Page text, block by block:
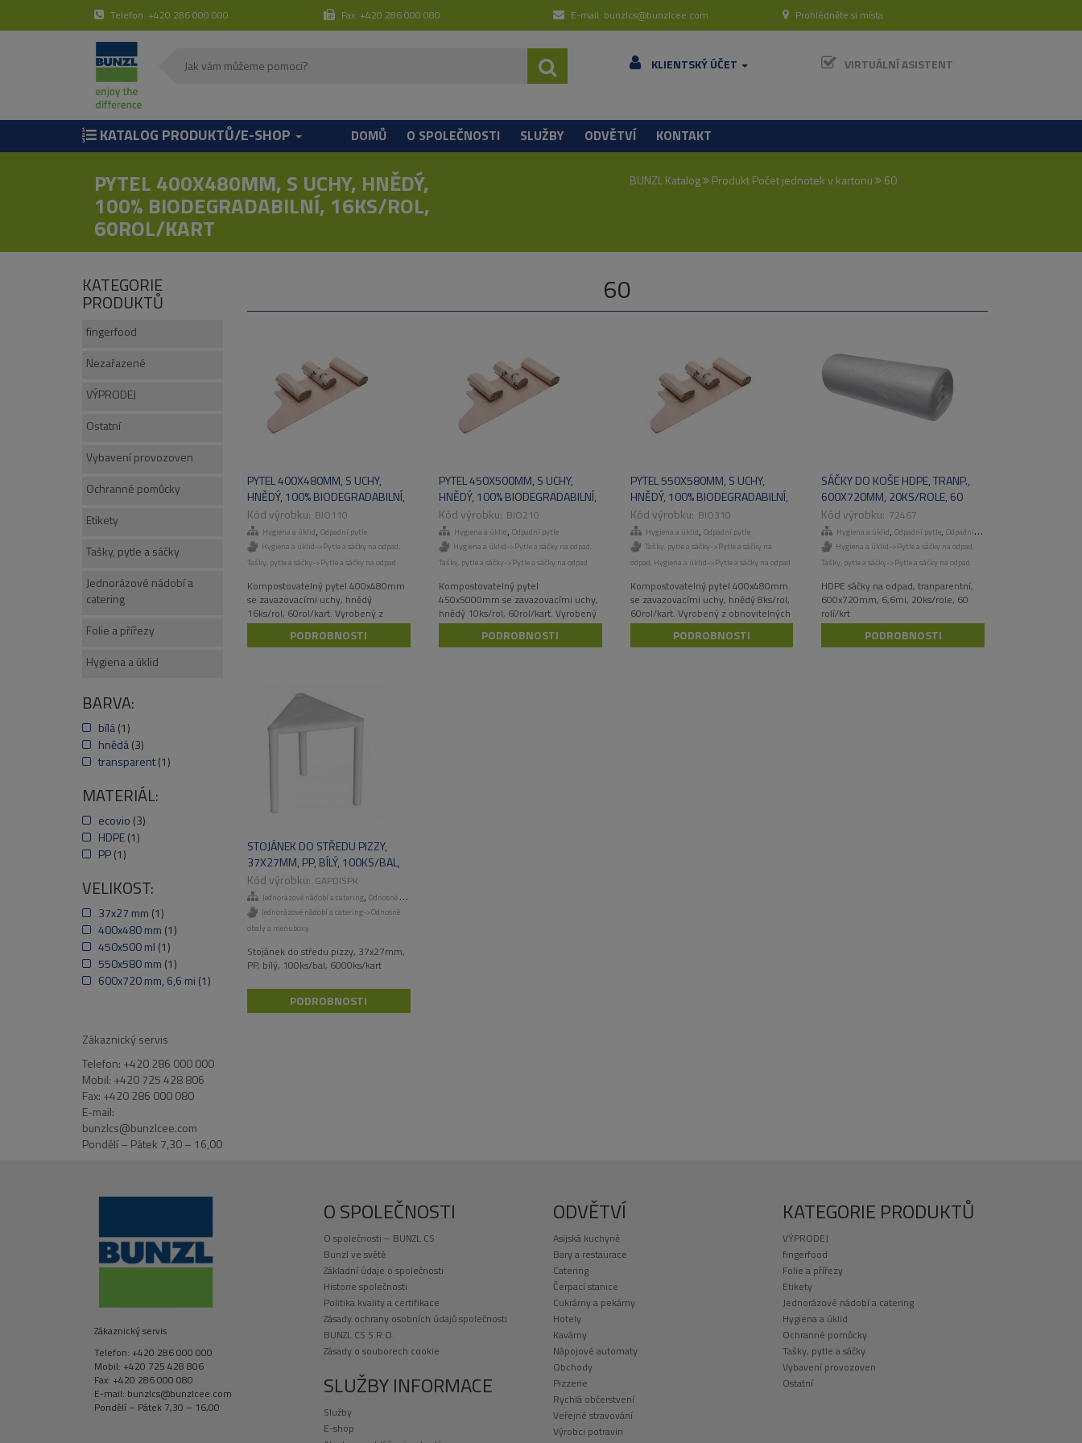
Telefon: +420 286 000 000 Fax: +420 286 000 080 E-mail: bunzlcs@bunzlcee.com Prohlédněte si místa
KLIENTSKÝ ÚČET VIRTUÁLNÍ ASISTENT
KATALOG PRODUKTŮ/E-SHOP DOMŮ O SPOLEČNOSTI SLUŽBY ODVĚTVÍ KONTAKT
PYTEL 400X480MM, S UCHY, HNĚDÝ,
100% BIODEGRADABILNÍ, 16KS/ROL,
60ROL/KART
BUNZL Katalog Produkt Počet jednotek v kartonu 60
60
PYTEL 400X480MM, S UCHY,
HNĚDÝ, 100% BIODEGRADABILNÍ,
16KS/ROL, 60ROL/KART
BIO110
Hygiena a úklid, Odpadní pytle
Hygiena a úklid->Pytle a sáčky na odpad,
Tašky, pytle a sáčky->Pytle a sáčky na odpad
Kompostovatelný pytel 400x480mm
se zavazovacími uchy, hnědý
16ks/rol, 60rol/kart. Vyrobený z
obnovitelných zdrojů.
PODROBNOSTI
PYTEL 450X500MM, S UCHY,
HNĚDÝ, 100% BIODEGRADABILNÍ,
10KS/ROL, 60ROL/KART
BIO210
Hygiena a úklid, Odpadní pytle
Hygiena a úklid->Pytle a sáčky na odpad,
Tašky, pytle a sáčky->Pytle a sáčky na odpad
Kompostovatelný pytel
450x5000mm se zavazovacími uchy,
hnědý 10ks/rol, 60rol/kart. Vyrobený
z obnovitelných zdrojů.
PODROBNOSTI
PYTEL 550X580MM, S UCHY,
HNĚDÝ, 100% BIODEGRADABILNÍ,
8KS/ROL, 50ROL/KART
BIO310
Hygiena a úklid, Odpadní pytle
Tašky, pytle a sáčky->Pytle a sáčky na
odpad, Hygiena a úklid->Pytle a sáčky na odpad
Kompostovatelný pytel 400x480mm
se zavazovacími uchy, hnědý 8ks/rol,
60rol/kart. Vyrobený z obnovitelných
zdrojů.
PODROBNOSTI
SÁČKY DO KOŠE HDPE, TRANP.,
600X720MM, 20KS/ROLE, 60
ROLÍ/KART
72467
Hygiena a úklid,Odpadní pytle,Odpadní pytle
Hygiena a úklid->Pytle a sáčky na odpad,
Tašky, pytle a sáčky->Pytle a sáčky na odpad
HDPE sáčky na odpad, tranparentní,
600x720mm, 6,6mi, 20ks/role, 60
rolí/krt
PODROBNOSTI
STOJÁNEK DO STŘEDU PIZZY,
37X27MM, PP, BÍLÝ, 100KS/BAL,
6000KS/KARTGAPDISPK
Jednorázové nádobí a catering, Odnosné obaly a menuboxy
Jednorázové nádobí a catering->Odnosné
obaly a menuboxy
Stojánek do středu pizzy, 37x27mm,
PP, bílý, 100ks/bal, 6000ks/kart
PODROBNOSTI
KATEGORIE
PRODUKTŮ
fingerfood
Nezařazené
VÝPRODEJ
Ostatní
Vybavení provozoven
Ochranné pomůcky
Etikety
Tašky, pytle a sáčky
Jednorázové nádobí a
catering
Folie a přířezy
Hygiena a úklid
BARVA:
bílá (1)
hnědá (3)
transparent (1)
MATERIÁL:
ecovio (3)
HDPE (1)
PP (1)
VELIKOST:
37x27 mm (1)
400x480 mm (1)
450x500 ml (1)
550x580 mm (1)
600x720 mm, 6,6 mi (1)
Zákaznický servis
Telefon: +420 286 000 000
Mobil: +420 725 428 806
Fax: +420 286 000 080
E-mail:
bunzlcs@bunzlcee.com
Pondělí – Pátek 7,30 – 16,00
Zákaznický servis
Telefon: +420 286 000 000
Mobil: +420 725 428 806
Fax: +420 286 000 080
E-mail: bunzlcs@bunzlcee.com
Pondělí – Pátek 7,30 – 16,00
O SPOLEČNOSTI
O společnosti – BUNZL CS
Bunzl ve světě
Základní údaje o společnosti
Historie společnosti
Politika kvality a certifikace
Zásady ochrany osobních údajů společnosti
BUNZL CS S.R.O.
Zásady o souborech cookie
SLUŽBY INFORMACE
Služby
E-shop
ODVĚTVÍ
Asijská kuchyně
Bary a restaurace
Catering
Čerpací stanice
Cukrárny a pekárny
Hotely
Kavárny
Nápojové automaty
Obchody
Pizzerie
Rychlá občerstvení
Veřejné stravování
Výrobci potravin
KATEGORIE PRODUKTŮ
VÝPRODEJ
fingerfood
Folie a přířezy
Etikety
Jednorázové nádobí a catering
Hygiena a úklid
Ochranné pomůcky
Tašky, pytle a sáčky
Vybavení provozoven
Ostatní